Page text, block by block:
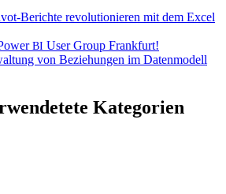
Berichte revolutionieren mit dem Excel
BI User Group Frankfurt!
von Beziehungen im Datenmodell
Kategorien